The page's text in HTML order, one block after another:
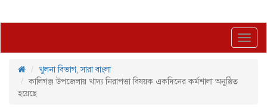
খুলনা বিভাগ,সারা বাংলা
কালিগঞ্জ উপজেলায় খাদ্য নিরাপত্তা বিষয়ক একদিনের কর্মশালা অনুষ্ঠিত
হয়েছে